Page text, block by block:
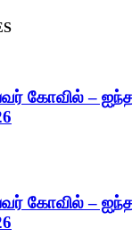
கோவில் –
கோவில் –